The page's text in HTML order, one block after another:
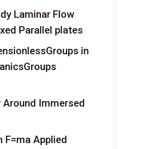
Laminar Flow
Parallel plates
in
Around Immersed
F=ma Applied